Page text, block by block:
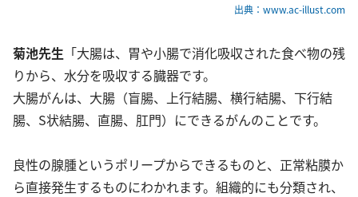
出典：www.ac-illust.com
菊池先生 「大腸は、胃や小腸で消化吸収された食べ物の残
りから、水分を吸収する臓器です。
大腸がんは、大腸（盲腸、上行結腸、横行結腸、下行結
腸、S状結腸、直腸、肛門）にできるがんのことです。
良性の腺腫というポリープからできるものと、正常粘膜か
ら直接発生するものにわかれます。組織的にも分類され、